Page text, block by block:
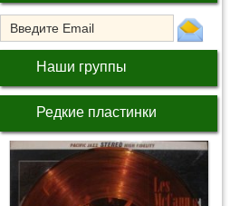
Наши группы
Редкие пластинки